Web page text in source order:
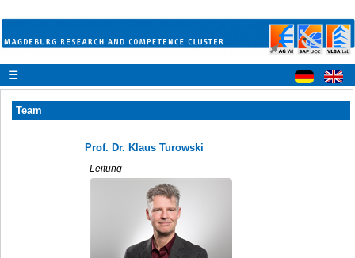
☰
Team
Prof. Dr. Klaus Turowski
Leitung